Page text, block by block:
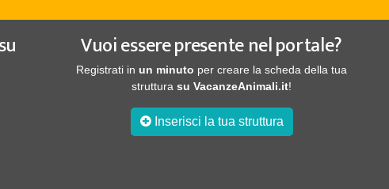
su Vuoi essere presente nel portale?
Registrati in un minuto per creare la scheda della tua
struttura su VacanzeAnimali.it!
Inserisci la tua struttura